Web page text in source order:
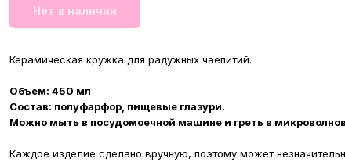
Нет в наличии
Керамическая кружка для радужных чаепитий.
Объем: 450 мл
Состав: полуфарфор, пищевые глазури.
Можно мыть в посудомоечной машине и греть в
Каждое изделие сделано вручную, поэтому может